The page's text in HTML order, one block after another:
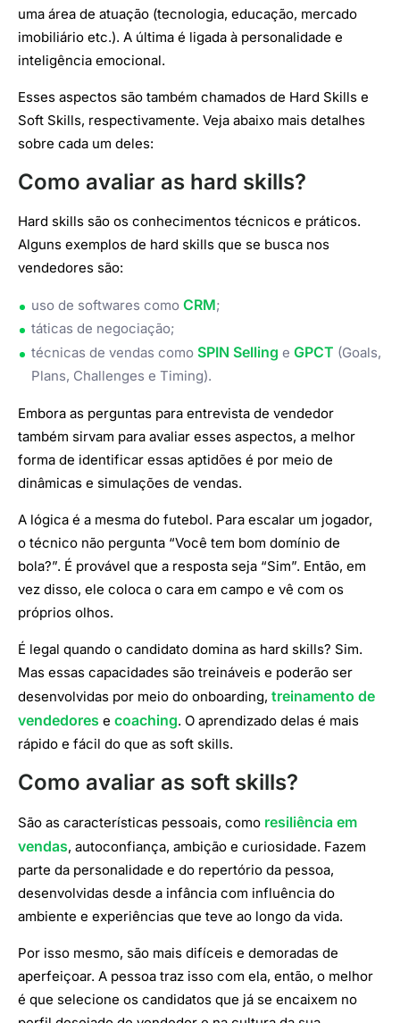
uma área de atuação (tecnologia, educação, mercado
imobiliário etc.). A última é ligada à personalidade e
inteligência emocional.
Esses aspectos são também chamados de Hard Skills e
Soft Skills, respectivamente. Veja abaixo mais detalhes
sobre cada um deles:
Como avaliar as hard skills?
Hard skills são os conhecimentos técnicos e práticos.
Alguns exemplos de hard skills que se busca nos
vendedores são:
uso de softwares como CRM;
táticas de negociação;
técnicas de vendas como SPIN Selling e GPCT (Goals,
Plans, Challenges e Timing).
Embora as perguntas para entrevista de vendedor
também sirvam para avaliar esses aspectos, a melhor
forma de identificar essas aptidões é por meio de
dinâmicas e simulações de vendas.
A lógica é a mesma do futebol. Para escalar um jogador,
o técnico não pergunta “Você tem bom domínio de
bola?”. É provável que a resposta seja “Sim”. Então, em
vez disso, ele coloca o cara em campo e vê com os
próprios olhos.
É legal quando o candidato domina as hard skills? Sim.
Mas essas capacidades são treináveis e poderão ser
desenvolvidas por meio do onboarding, treinamento de
vendedores e coaching. O aprendizado delas é mais
rápido e fácil do que as soft skills.
Como avaliar as soft skills?
São as características pessoais, como resiliência em
vendas, autoconfiança, ambição e curiosidade. Fazem
parte da personalidade e do repertório da pessoa,
desenvolvidas desde a infância com influência do
ambiente e experiências que teve ao longo da vida.
Por isso mesmo, são mais difíceis e demoradas de
aperfeiçoar. A pessoa traz isso com ela, então, o melhor
é que selecione os candidatos que já se encaixem no